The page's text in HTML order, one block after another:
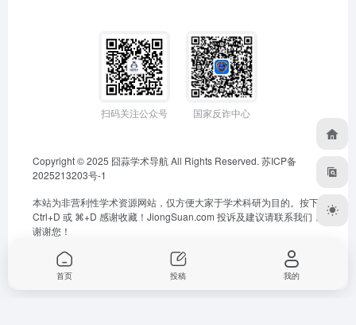
扫码关注公众号 国家反诈中心
Copyright © 2025 囧蒜学术导航All Rights Reserved. 苏ICP备
2025213203号-1
本站为非营利性学术资源网站，仅方便大家于学术科研为目的。按下
Ctrl+D 或 ⌘+D 感谢收藏！ JiongSuan.com 投诉及建议请联系我们，
谢谢您！
首页 投稿 我的